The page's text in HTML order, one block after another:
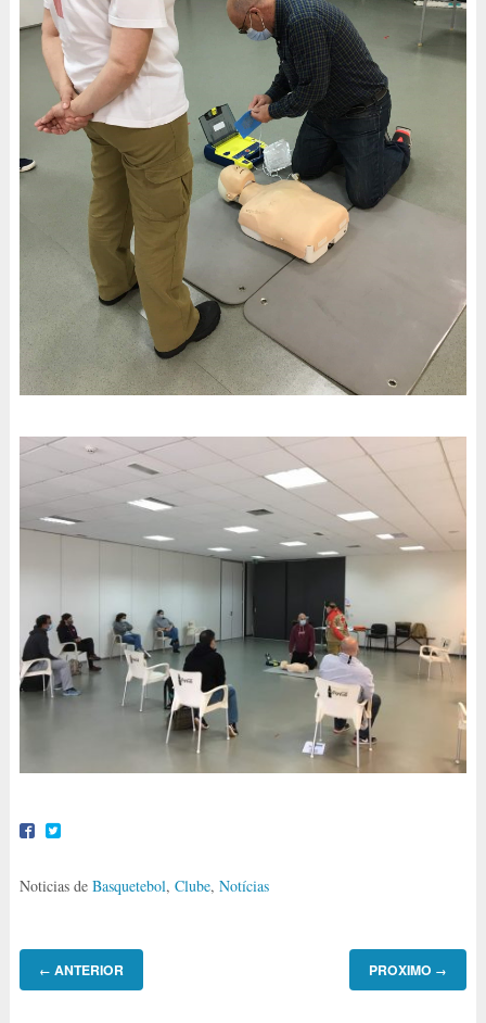
Noticias de Basquetebol, Clube, Notícias
← ANTERIOR PROXIMO →